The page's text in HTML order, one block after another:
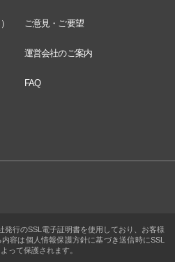
ご意見・ご要望
運営会社のご案内
FAQ
発行のSSL電子証明書を使用しており、お客様
容は個人情報保護方針に基づき送信時にSSL
って保護されます。